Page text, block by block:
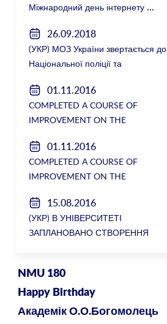
Міжнародний день інтернету
26.09.2018
(УКР) МОЗ України звертається до
Національної поліції та
вимогою розслідування низки
зухвалих злочинів екс-ректорки
НМУ Катерини Амосової
01.11.2016
COMPLETED A COURSE OF
IMPROVEMENT ON THE
SURGERY №2
01.11.2016
COMPLETED A COURSE OF
IMPROVEMENT ON THE
SURGERY №2
15.08.2016
(УКР) В УНІВЕРСИТЕТІ
ЗАПЛАНОВАНО СТВОРЕННЯ
NMU 180
Happy Birthday
Академік О.О.Богомолець